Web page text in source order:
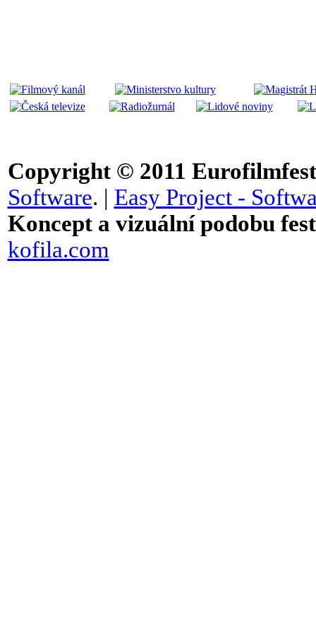
Copyright © 2011
Software. | Easy Project -
Koncept a vizuální podobu
kofila.com